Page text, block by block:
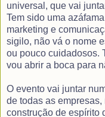
universal, que vai
Tem sido uma
marketing e
sigilo, não vá o nome
ou pouco cuidadosos.
vou abrir a boca para
O evento vai juntar
de todas as
construção de espírito